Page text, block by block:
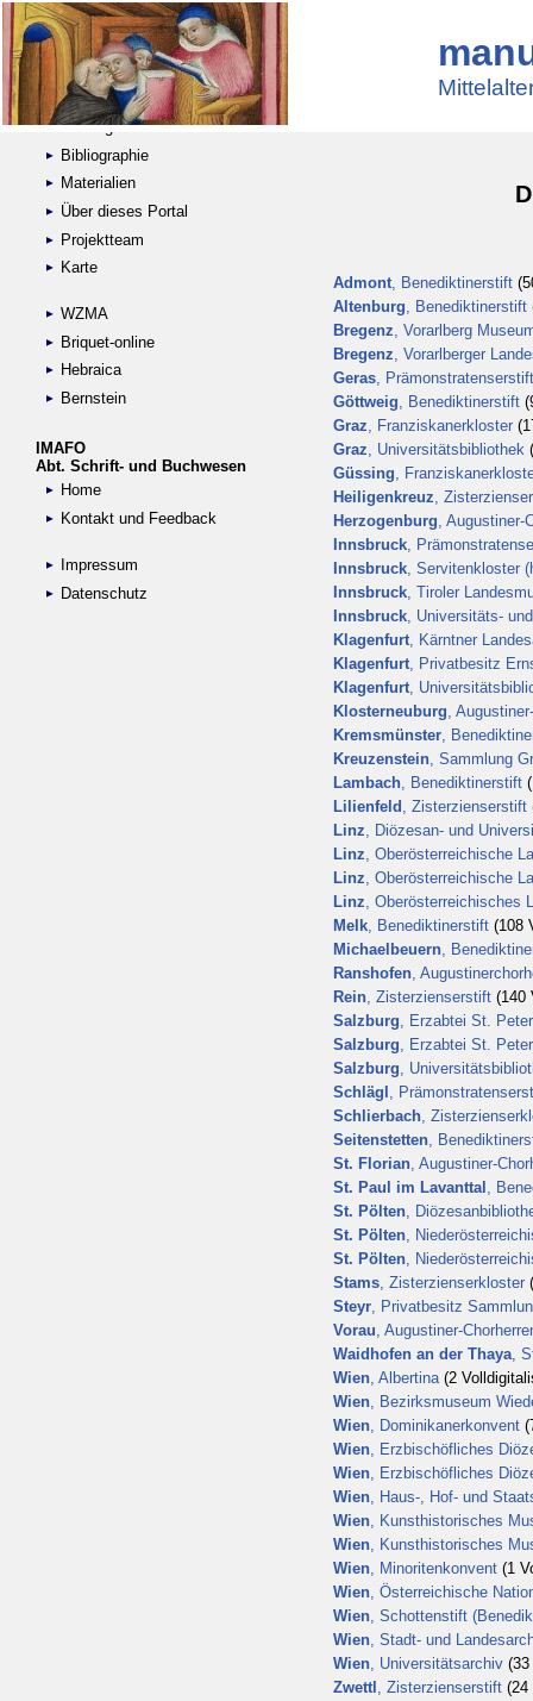
Suche
Handschriftensammlungen
Digitalisierte Handschriften
Kataloge
Bibliographie
Materialien
Über dieses Portal
Projektteam
Karte
WZMA
Briquet-online
Hebraica
Bernstein
IMAFO
Abt. Schrift- und Buchwesen
Home
Kontakt und Feedback
Impressum
Datenschutz
Admont , Benediktinerstift
Altenburg , Benediktinerstift
Bregenz , Vorarlberg
Bregenz , Vorarlberger
Geras , Prämonstratenserstift
Göttweig , Benediktinerstift
Graz , Franziskanerkloster
Graz , Universitätsbibliothek
Güssing ,
Heiligenkreuz ,
Herzogenburg ,
Innsbruck ,
Innsbruck , Servitenkloster
Innsbruck , Tiroler
Innsbruck , Universitäts-
Klagenfurt , Kärntner
Klagenfurt , Privatbesitz
Klagenfurt ,
Klosterneuburg ,
Kremsmünster ,
Kreuzenstein , Sammlung
Lambach , Benediktinerstift
Lilienfeld , Zisterzienserstift
Linz , Diözesan- und
Linz , Oberösterreichische
Linz , Oberösterreichische
Linz , Oberösterreichisches
Melk , Benediktinerstift (108
Michaelbeuern ,
Ranshofen ,
Rein , Zisterzienserstift (140
Salzburg , Erzabtei St.
Salzburg , Erzabtei St.
Salzburg ,
Schlägl ,
Schlierbach ,
Seitenstetten ,
St. Florian , Augustiner-
St. Paul im Lavanttal ,
St. Pölten ,
St. Pölten ,
St. Pölten ,
Stams , Zisterzienserkloster
Steyr , Privatbesitz
Vorau , Augustiner-
Waidhofen an der Thaya ,
Wien , Albertina (2
Wien , Bezirksmuseum
Wien , Dominikanerkonvent
Wien , Erzbischöfliches
Wien , Erzbischöfliches
Wien , Haus-, Hof- und
Wien , Kunsthistorisches
Wien , Kunsthistorisches
Wien , Minoritenkonvent (1
Wien , Österreichische
Wien , Schottenstift
Wien , Stadt- und
Wien , Universitätsarchiv
Zwettl , Zisterzienserstift (24